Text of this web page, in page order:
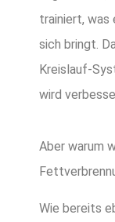
trainiert, was
sich bringt.
Kreislauf-
wird
Aber warum
Wie bereits